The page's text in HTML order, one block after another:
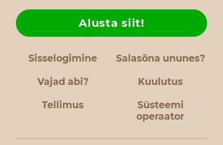
Sisselogimine Salasõna ununes?
Vajad abi?
Alusta siit!
Kuulutus
Tellimus
Süsteemi
operaator